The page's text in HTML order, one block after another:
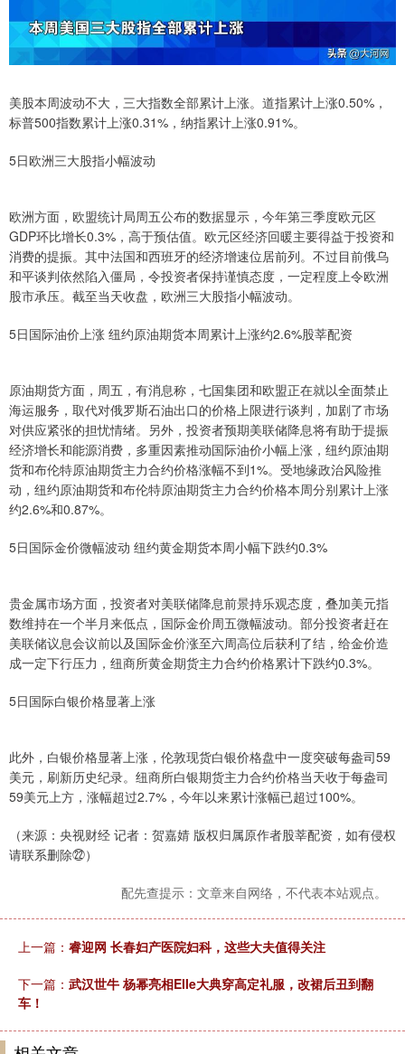
美股本周波动不大，三大指数全部累计上涨。道指累计上涨0.50%，
标普500指数累计上涨0.31%，纳指累计上涨0.91%。
5日欧洲三大股指小幅波动
欧洲方面，欧盟统计局周五公布的数据显示，今年第三季度欧元区
GDP环比增长0.3%，高于预估值。欧元区经济回暖主要得益于投资和
消费的提振。其中法国和西班牙的经济增速位居前列。不过目前俄乌
和平谈判依然陷入僵局，令投资者保持谨慎态度，一定程度上令欧洲
股市承压。截至当天收盘，欧洲三大股指小幅波动。
5日国际油价上涨 纽约原油期货本周累计上涨约2.6%股莘配资
原油期货方面，周五，有消息称，七国集团和欧盟正在就以全面禁止
海运服务，取代对俄罗斯石油出口的价格上限进行谈判，加剧了市场
对供应紧张的担忧情绪。另外，投资者预期美联储降息将有助于提振
经济增长和能源消费，多重因素推动国际油价小幅上涨，纽约原油期
货和布伦特原油期货主力合约价格涨幅不到1%。受地缘政治风险推
动，纽约原油期货和布伦特原油期货主力合约价格本周分别累计上涨
约2.6%和0.87%。
5日国际金价微幅波动 纽约黄金期货本周小幅下跌约0.3%
贵金属市场方面，投资者对美联储降息前景持乐观态度，叠加美元指
数维持在一个半月来低点，国际金价周五微幅波动。部分投资者赶在
美联储议息会议前以及国际金价涨至六周高位后获利了结，给金价造
成一定下行压力，纽商所黄金期货主力合约价格累计下跌约0.3%。
5日国际白银价格显著上涨
此外，白银价格显著上涨，伦敦现货白银价格盘中一度突破每盎司59
美元，刷新历史纪录。纽商所白银期货主力合约价格当天收于每盎司
59美元上方，涨幅超过2.7%，今年以来累计涨幅已超过100%。
（来源：央视财经 记者：贺嘉婧 版权归属原作者股莘配资，如有侵权
请联系删除㉒）
配先查提示：文章来自网络，不代表本站观点。
上一篇： 睿迎网 长春妇产医院妇科，这些大夫值得关注
下一篇： 武汉世牛 杨幂亮相Elle大典穿高定礼服，改裙后丑到翻
车！